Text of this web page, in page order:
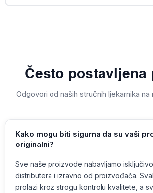
Često postavljena
Odgovori od naših stručnih ljekarnika na
Kako mogu biti sigurna da su vaši
originalni?
Sve naše proizvode nabavljamo
distributera i izravno od proizvođača.
prolazi kroz strogu kontrolu kvalitete, a